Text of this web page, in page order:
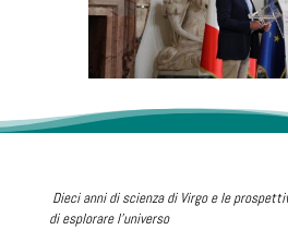
Dieci anni di scienza di Virgo e le
di esplorare l’universo